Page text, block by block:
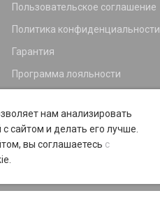
Пользовательское соглашение
Политика конфиденциальности
Гарантия
Программа лояльности
нам анализировать
сайтом и делать его лучше.
вы соглашаетесь с